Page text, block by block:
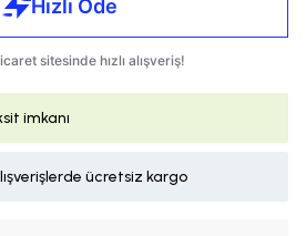
imkanı
ücretsiz kargo